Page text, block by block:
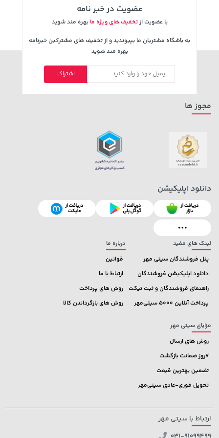
خرید
2,579,000 تومان
3,880,000
خرید
148,000 تومان
159,900
عضویت در خبر نامه
با عضویت ازتخفیف های ویژه ما بهره مند شوید
به باشگاه مشتریان ما بپیوندید و از تخفیف های مشترکین خبرنامه
بهره مند شوید
اشتراک
لینک های مفید
پنل فروشندگان سیتی مهر
دانلود اپلیکیشن فروشندگان
راهنمای فروشندگان و ثبت تیکت
پرداخت آنلاین 5000 سیتی‌مهر
درباره ما
قوانین
ارتباط با ما
روش های پرداخت
روش های بازگرداندن کالا
مزایای سیتی مهر
روش های ارسال
7روز ضمانت بازگشت
تضمین بهترین قیمت
تحویل فوری-عادی سیتی‌مهر
مجوز ها
دانلود اپلیکیشن
ارتباط با سیتی مهر
031-91099499